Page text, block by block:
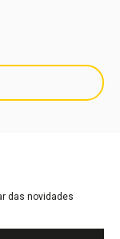
das novidades